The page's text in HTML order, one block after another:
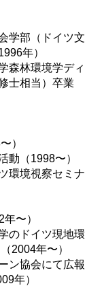
学部（ドイツ文
年）
森林環境学ディ
士相当）卒業
）
動（1998〜）
環境視察セミナ
〜）
のドイツ現地環
2004年〜）
ン協会にて広報
年）